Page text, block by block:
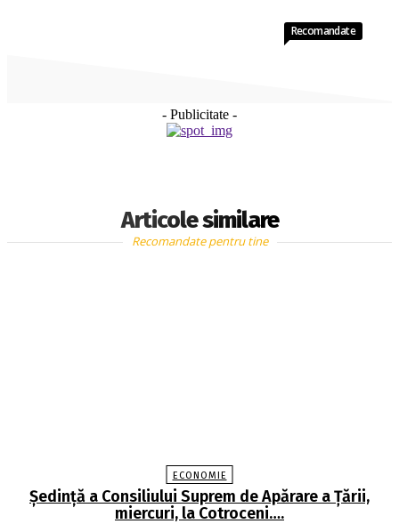
- Publicitate -
Articole similare
Recomandate
Recomandate pentru tine
ECONOMIE
Şedinţă a Consiliului Suprem de Apărare a Ţării,
miercuri, la Cotroceni….